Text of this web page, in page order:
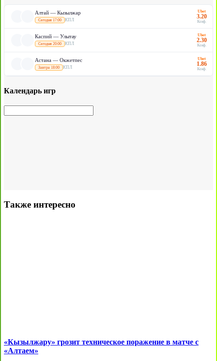
Алтай — Кызылжар
Сегодня 17:00 КПЛ
Ubet
3.20
Коэф.
Каспий — Улытау
Сегодня 20:00 КПЛ
Ubet
2.30
Коэф.
Астана — Окжетпес
Завтра 18:00 КПЛ
Ubet
1.86
Коэф.
Календарь игр
Также интересно
«Кызылжару» грозит техническое поражение в матче с
«Алтаем»